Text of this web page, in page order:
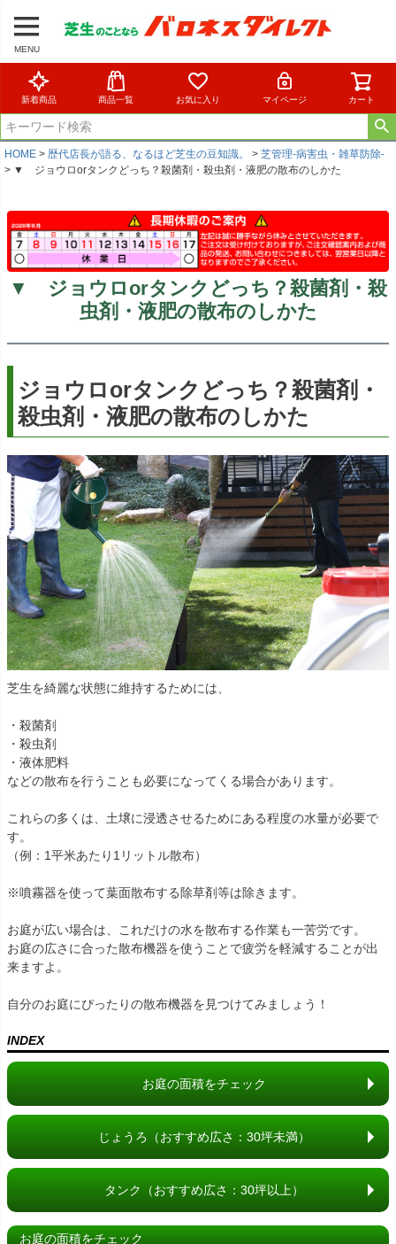
MENU
新着商品 商品一覧 お気に入り マイページ カート
HOME 歴代店長が語る、なるほど芝生の豆知識。
芝管理-病害虫・雑草防除-
▼ ジョウロorタンクどっち？殺菌剤・殺虫剤・液肥の散布のしかた
▼ ジョウロorタンクどっち？殺菌剤・殺
虫剤・液肥の散布のしかた
ジョウロorタンクどっち？殺菌剤・
殺虫剤・液肥の散布のしかた
芝生を綺麗な状態に維持するためには、
・殺菌剤
・殺虫剤
・液体肥料
などの散布を行うことも必要になってくる場合があります。
これらの多くは、土壌に浸透させるためにある程度の水量が必要で
す。
（例：1平米あたり1リットル散布）
※噴霧器を使って葉面散布する除草剤等は除きます。
お庭が広い場合は、これだけの水を散布する作業も一苦労です。
お庭の広さに合った散布機器を使うことで疲労を軽減することが出
来ますよ。
自分のお庭にぴったりの散布機器を見つけてみましょう！
INDEX
お庭の面積をチェック
じょうろ（おすすめ広さ：30坪未満）
タンク（おすすめ広さ：30坪以上）
お庭の面積をチェック